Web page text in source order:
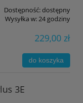
Dostępność:dostępny
Wysyłka w: 24 godziny
229,00 zł
do koszyka
3E